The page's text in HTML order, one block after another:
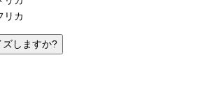
リカ
ズしますか?